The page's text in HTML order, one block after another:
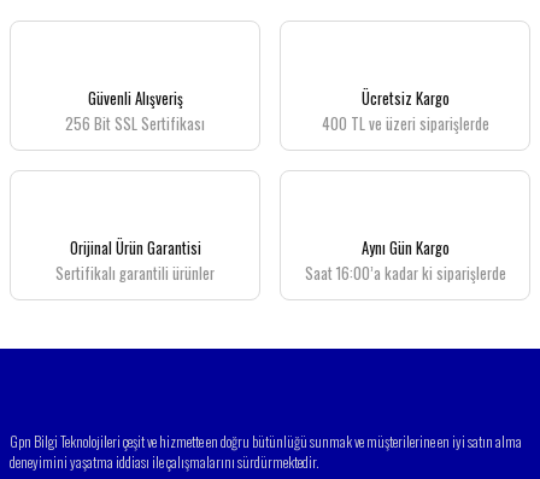
Bu ürünün fiyat bilgisi, resim, ürün açıklamalarında ve diğer konularda yetersiz
Ürün resmi kalitesiz, bozuk veya görüntülenemiyor.
Ürün açıklamasında eksik bilgiler bulunuyor.
Ürün fiyatı diğer sitelerden daha pahalı.
Bu ürüne benzer farklı alternatifler olmalı.
Güvenli Alışveriş
256 Bit SSL Sertifikası
Ücretsiz Kargo
400 TL ve üzeri siparişlerde
Orijinal Ürün Garantisi
Sertifikalı garantili ürünler
Aynı Gün Kargo
Saat 16:00’a kadar ki siparişlerde
Gpn Bilgi Teknolojileri çeşit ve hizmette en doğru bütünlüğü sunmak ve müşterilerine en iyi satın alma
deneyimini yaşatma iddiası ile çalışmalarını sürdürmektedir.